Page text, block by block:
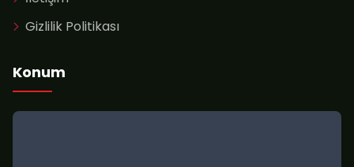
Gizlilik Politikası
Konum